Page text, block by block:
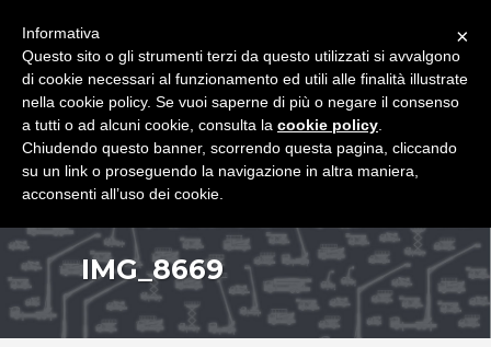
IMG_8669
×
Informativa
Questo sito o gli strumenti terzi da questo utilizzati si avvalgono
di cookie necessari al funzionamento ed utili alle finalità illustrate
nella cookie policy. Se vuoi saperne di più o negare il consenso
a tutti o ad alcuni cookie, consulta la cookie policy
Chiudendo questo banner, scorrendo questa pagina, cliccando
su un link o proseguendo la navigazione in altra maniera,
acconsenti all’uso dei cookie.